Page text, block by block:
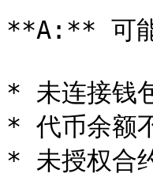
**A:** 可能
* 未连接钱
* 代币余额
* 未授权合